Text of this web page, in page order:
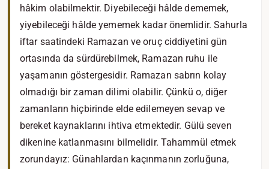
hâkim olabilmektir. Diyebileceği hâlde dememek,
yiyebileceği hâlde yememek kadar önemlidir. Sahurla
iftar saatindeki Ramazan ve oruç ciddiyetini gün
ortasında da sürdürebilmek, Ramazan ruhu ile
yaşamanın göstergesidir. Ramazan sabrın kolay
olmadığı bir zaman dilimi olabilir. Çünkü o, diğer
zamanların hiçbirinde elde edilemeyen sevap ve
bereket kaynaklarını ihtiva etmektedir. Gülü seven
dikenine katlanmasını bilmelidir. Tahammül etmek
zorundayız: Günahlardan kaçınmanın zorluğuna,